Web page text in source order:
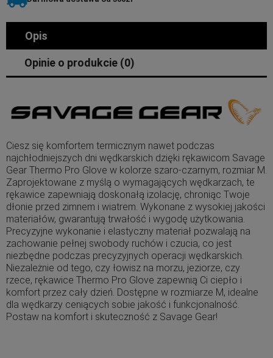
Opis
Opinie o produkcie (0)
Ciesz się komfortem termicznym nawet podczas
najchłodniejszych dni wędkarskich dzięki rękawicom Savage
Gear Thermo Pro Glove w kolorze szaro-czarnym, rozmiar M.
Zaprojektowane z myślą o wymagających wędkarzach, te
rękawice zapewniają doskonałą izolację, chroniąc Twoje
dłonie przed zimnem i wiatrem. Wykonane z wysokiej jakości
materiałów, gwarantują trwałość i wygodę użytkowania.
Precyzyjne wykonanie i elastyczny materiał pozwalają na
zachowanie pełnej swobody ruchów i czucia, co jest
niezbędne podczas precyzyjnych operacji wędkarskich.
Niezależnie od tego, czy łowisz na morzu, jeziorze, czy
rzece, rękawice Thermo Pro Glove zapewnią Ci ciepło i
komfort przez cały dzień. Dostępne w rozmiarze M, idealne
dla wędkarzy ceniących sobie jakość i funkcjonalność.
Postaw na komfort i skuteczność z Savage Gear!